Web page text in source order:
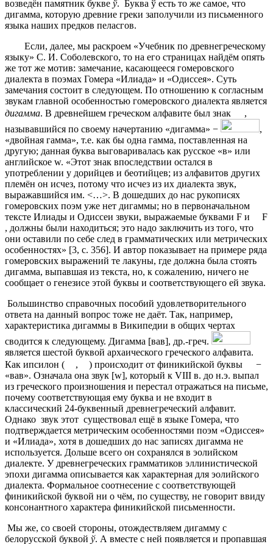
возведён памятник букве ў. Буква ў есть то же самое, что
дигамма, которую древние греки заполучили из письменного
языка наших предков пеласгов.
Если, далее, мы раскроем «Учебник по древнегреческому
языку» С. И. Соболевского, то на его страницах найдём опять
же тот же мотив: замечание, касающееся гомеровского
диалекта в поэмах Гомера «Илиада» и «Одиссея». Суть
замечания состоит в следующем. По отношению к согласным
звукам главной особенностью гомеровского диалекта является
дигамма. В древнейшем греческом алфавите был знак
,
называвшийся по своему начертанию «дигамма» −
,
«двойная гамма», т.е. как бы одна гамма, поставленная на
другую; данная буква выговаривалась как русское «в» или
английское w. «Этот знак впоследствии остался в
употреблении у дорийцев и беотийцев; из алфавитов других
племён он исчез, потому что исчез из их диалекта звук,
выражавшийся им. <…>. В дошедших до нас рукописях
гомеровских поэм уже нет дигаммы; но в первоначальном
тексте Илиады и Одиссеи звуки, выражаемые буквами F и
F
, должны были находиться; это надо заключить из того, что
они оставили по себе след в грамматических или метрических
особенностях» [3, c. 356]. И автор показывает на примере ряда
гомеровских выражений те лакуны, где должна была стоять
дигамма, выпавшая из текста, но, к сожалению, ничего не
сообщает о генезисе этой буквы и соответствующего ей звука.
Большинство справочных пособий удовлетворительного
ответа на данный вопрос тоже не даёт. Так, например,
характеристика дигаммы в Википедии в общих чертах
сводится к следующему. Дигамма [вав], др.-греч.
является шестой буквой архаического греческого алфавита.
Как ипсилон (
, ) происходит от финикийской буквы
−
«вав». Означала она звук [w], который к VIII в. до н.э. выпал
из греческого произношения и перестал отражаться на письме,
почему соответствующая ему буква и не входит в
классический 24-буквенный древнегреческий алфавит.
Однако звук этот существовал ещё в языке Гомера, что
подтверждается метрическим особенностями поэм «Одиссея»
и «Илиада», хотя в дошедших до нас записях дигамма не
используется. Дольше всего он сохранялся в эолийском
диалекте. У древнегреческих грамматиков эллинистической
эпохи дигамма описывается как характерная для эолийского
диалекта. Формальное соотнесение с соответствующей
финикийской буквой ни о чём, по существу, не говорит ввиду
консонантного характера финикийской письменности.
Мы же, со своей стороны, отождествляем дигамму с
белорусской буквой ў. А вместе с ней появляется и пропавшая